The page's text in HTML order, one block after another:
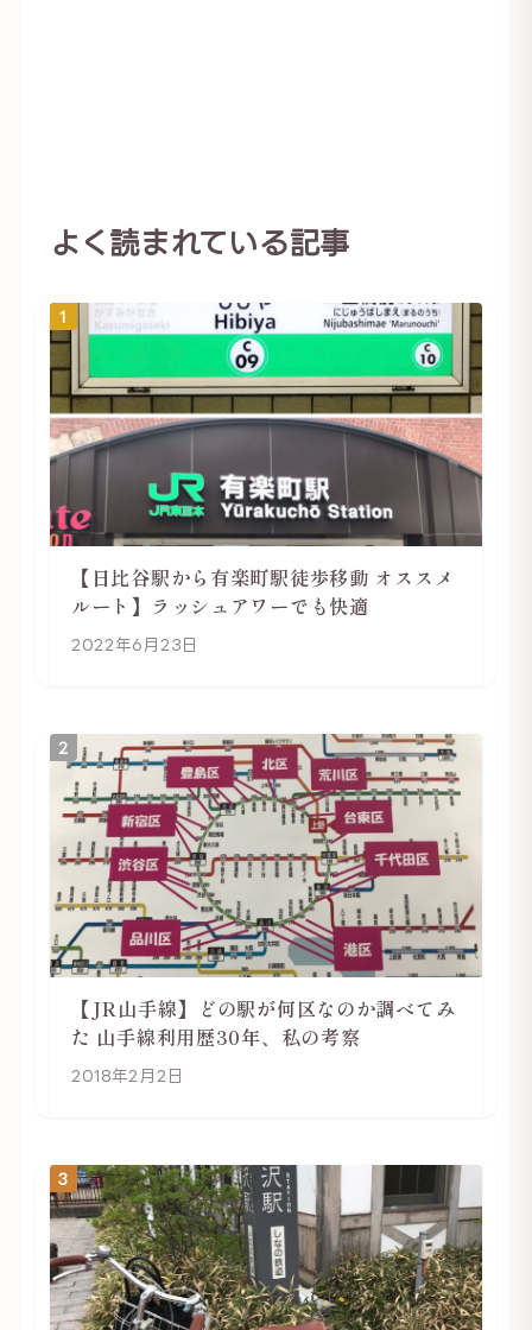
よく読まれている記事
1
【日比谷駅から有楽町駅徒歩移動 オススメ
ルート】ラッシュアワーでも快適
2022年6月23日
2
【JR山手線】どの駅が何区なのか調べてみ
た 山手線利用歴30年、私の考察
2018年2月2日
3